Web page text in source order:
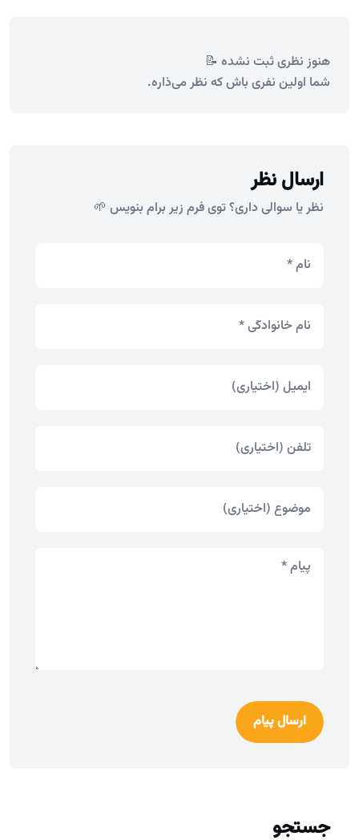
هنوز نظری ثبت نشده 📝
شما اولین نفری باش که نظر می‌ذاره.
ارسال نظر
نظر یا سوالی داری؟ توی فرم زیر برام بنویس 🌱
ارسال پیام
جستجو